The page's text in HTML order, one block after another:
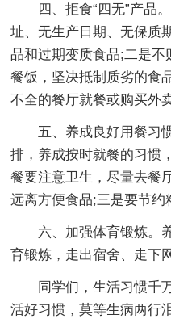
四、拒食“四无”产品
址、无生产日期、无保质
品和过期变质食品;二是
餐饭，坚决抵制质劣的食
不全的餐厅就餐或购买外卖
五、养成良好用餐习
排，养成按时就餐的习惯
餐要注意卫生，尽量去餐
远离方便食品;三是要节约
六、加强体育锻炼。
育锻炼，走出宿舍、走下
同学们，生活习惯千
活好习惯，莫等生病两行